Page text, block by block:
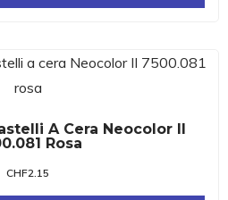
A Cera Neocolor II
Rosa
CHF2.15